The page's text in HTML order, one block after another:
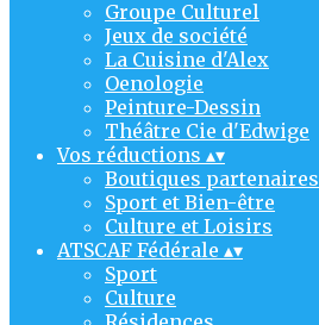
Groupe Culturel
Jeux de société
La Cuisine d'Alex
Oenologie
Peinture-Dessin
Théâtre Cie d'Edwige
Vos réductions ▴▾
Boutiques partenaires
Sport et Bien-être
Culture et Loisirs
ATSCAF Fédérale ▴▾
Sport
Culture